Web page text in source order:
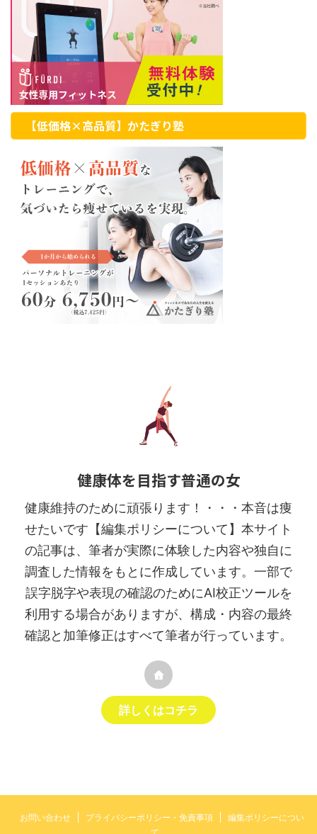
【低価格×高品質】かたぎり塾
健康体を目指す普通の女
健康維持のために頑張ります！・・・本音は痩
せたいです【編集ポリシーについて】本サイト
の記事は、筆者が実際に体験した内容や独自に
調査した情報をもとに作成しています。一部で
誤字脱字や表現の確認のためにAI校正ツールを
利用する場合がありますが、構成・内容の最終
確認と加筆修正はすべて筆者が行っています。
詳しくはコチラ
お問い合わせ プライバシーポリシー・免責事項
編集ポリシーについ